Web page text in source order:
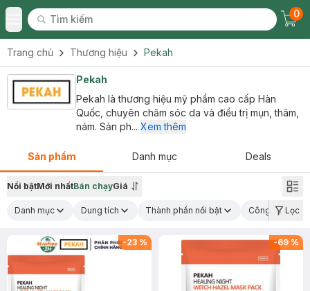
Toggle Menu
Tìm kiếm
Tìm kiếm
0
Trang chủ Thương hiệu Pekah
Pekah
Pekah là thương hiệu mỹ phẩm cao cấp Hàn
Quốc, chuyên chăm sóc da và điều trị mụn, thâm,
nám. Sản ph... Xem thêm
Sản phẩm Danh mục Deals
Nổi bậtMới nhấtBán chạyGiá
Danh mục Dung tích Thành phần nổi bật Công dụngLọc
-23 % -69 %